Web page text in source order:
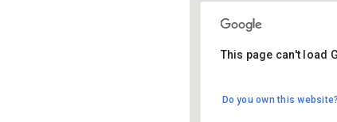
De Tarissing
Ds. van
This page can't load
Do you own this website?